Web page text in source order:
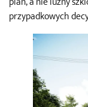
przypadkowych